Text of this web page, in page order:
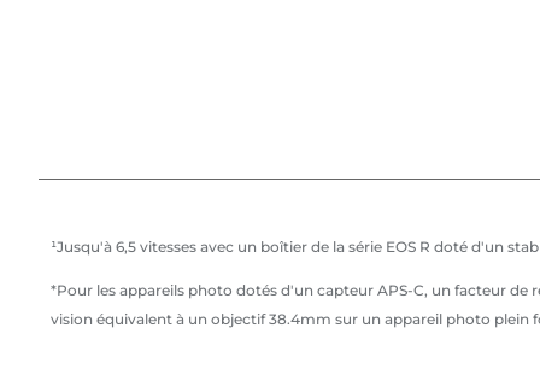
¹Jusqu'à 6,5 vitesses avec un boîtier de la série EOS R doté d'un
*Pour les appareils photo dotés d'un capteur APS-C, un facteur de
vision équivalent à un objectif 38.4mm sur un appareil photo